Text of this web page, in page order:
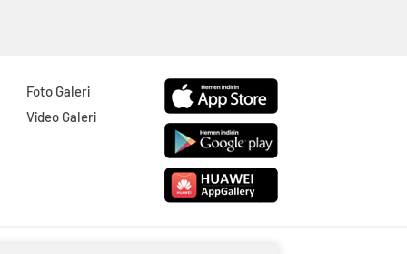
Foto Galeri
Video Galeri